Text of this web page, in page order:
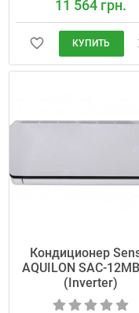
11 564 грн.
КУПИТЬ
Кондиционер
AQUILON SAC-
(Inverter)